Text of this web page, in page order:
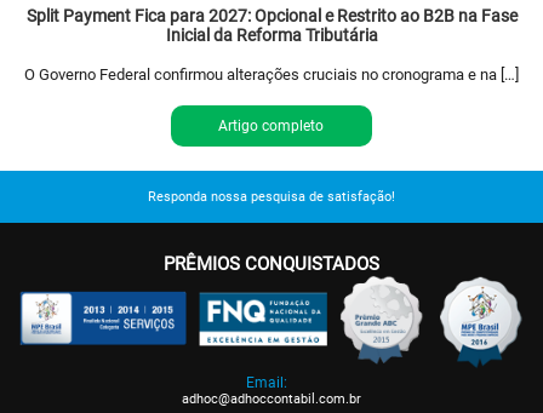
Split Payment Fica para 2027: Opcional e Restrito ao B2B na Fase
Inicial da Reforma Tributária
O Governo Federal confirmou alterações cruciais no cronograma e na […]
Artigo completo
Responda nossa pesquisa de satisfação!
PRÊMIOS CONQUISTADOS
Email:
adhoc@adhoccontabil.com.br